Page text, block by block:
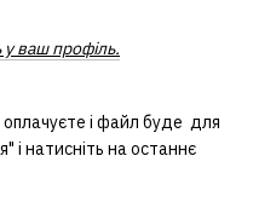
ваш профіль.
і файл буде для
і натисніть на останнє